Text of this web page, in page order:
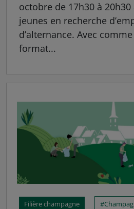
octobre de 17h30 à
jeunes en recherche
d’alternance. Avec
format...
Filière champagne